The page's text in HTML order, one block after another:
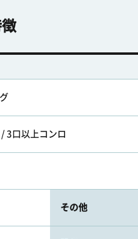
3口以上コンロ
その他